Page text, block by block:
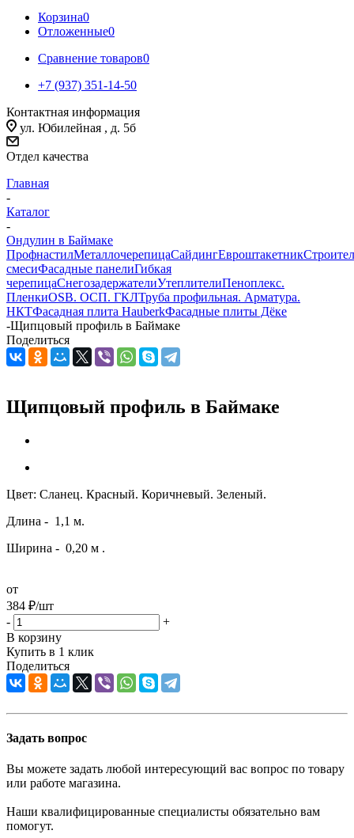
Корзина0
Отложенные0
Сравнение товаров0
+7 (937) 351-14-50
Контактная информация
ул. Юбилейная , д. 5б
Отдел качества
Главная
-
Каталог
-
Ондулин в Баймаке
ПрофнастилМеталлочерепицаСайдингЕвроштакетник
смесиФасадные панелиГибкая
черепицаСнегозадержателиУтеплителиПеноплекс.
ПленкиOSB. ОСП. ГКЛТруба профильная. Арматура.
НКТФасадная плита HauberkФасадные плиты Дёке
-Щипцовый профиль в Баймаке
Поделиться
Щипцовый профиль в Баймаке
Цвет: Сланец. Красный. Коричневый. Зеленый.
Длина - 1,1 м.
Ширина - 0,20 м .
от
384 ₽/шт
-
+
В корзину
Купить в 1 клик
Поделиться
Задать вопрос
Вы можете задать любой интересующий вас вопрос по товару
или работе магазина.
Наши квалифицированные специалисты обязательно вам
помогут.